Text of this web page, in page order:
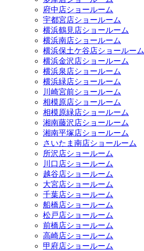
府中店ショールーム
宇都宮店ショールーム
横浜鶴見店ショールーム
横浜南店ショールーム
横浜保土ケ谷店ショールーム
横浜金沢店ショールーム
横浜泉店ショールーム
横浜緑店ショールーム
川崎宮前ショールーム
相模原店ショールーム
相模原緑店ショールーム
湘南藤沢店ショールーム
湘南平塚店ショールーム
さいたま南店ショールーム
所沢店ショールーム
川口店ショールーム
越谷店ショールーム
大宮店ショールーム
千葉店ショールーム
船橋店ショールーム
松戸店ショールーム
前橋店ショールーム
高崎店ショールーム
甲府店ショールーム